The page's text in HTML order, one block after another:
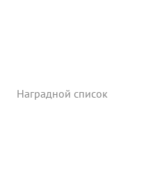
Наградной список